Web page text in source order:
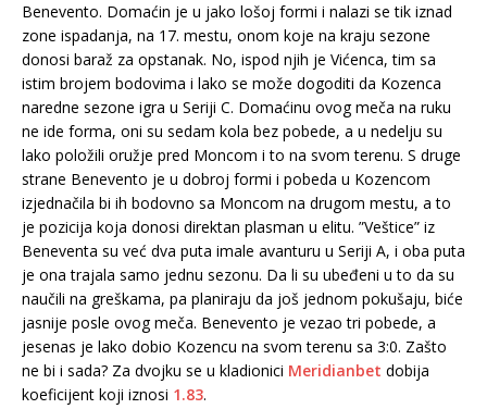
Benevento. Domaćin je u jako lošoj formi i nalazi se tik iznad
zone ispadanja, na 17. mestu, onom koje na kraju sezone
donosi baraž za opstanak. No, ispod njih je Vićenca, tim sa
istim brojem bodovima i lako se može dogoditi da Kozenca
naredne sezone igra u Seriji C. Domaćinu ovog meča na ruku
ne ide forma, oni su sedam kola bez pobede, a u nedelju su
lako položili oružje pred Moncom i to na svom terenu. S druge
strane Benevento je u dobroj formi i pobeda u Kozencom
izjednačila bi ih bodovno sa Moncom na drugom mestu, a to
je pozicija koja donosi direktan plasman u elitu. ”Veštice” iz
Beneventa su već dva puta imale avanturu u Seriji A, i oba puta
je ona trajala samo jednu sezonu. Da li su ubeđeni u to da su
naučili na greškama, pa planiraju da još jednom pokušaju, biće
jasnije posle ovog meča. Benevento je vezao tri pobede, a
jesenas je lako dobio Kozencu na svom terenu sa 3:0. Zašto
ne bi i sada? Za dvojku se u kladionici Meridianbet dobija
koeficijent koji iznosi 1.83.